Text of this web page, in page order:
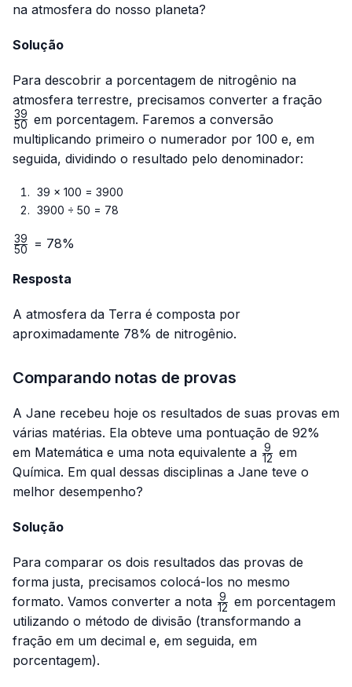
na atmosfera do nosso planeta?
Solução
Para descobrir a porcentagem de nitrogênio na
atmosfera terrestre, precisamos converter a fração
50
39 em porcentagem. Faremos a conversão
multiplicando primeiro o numerador por 100 e, em
seguida, dividindo o resultado pelo denominador:
39 × 100 = 3900
3900 ÷ 50 = 78
\frac{39}
50
39 = 78%
Resposta
A atmosfera da Terra é composta por
aproximadamente 78% de nitrogênio.
Comparando notas de provas
A Jane recebeu hoje os resultados de suas provas em
várias matérias. Ela obteve uma pontuação de 92%
em Matemática e uma nota equivalente a \frac{9}
{12}
12
9
em
Química. Em qual dessas disciplinas a Jane teve o
melhor desempenho?
Solução
Para comparar os dois resultados das provas de
forma justa, precisamos colocá-los no mesmo
formato. Vamos converter a nota \frac{9}
{12}
12
9
em porcentagem
utilizando o método de divisão (transformando a
fração em um decimal e, em seguida, em
porcentagem).